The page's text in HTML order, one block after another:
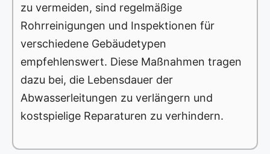
zu vermeiden, sind regelmäßige
Rohrreinigungen und Inspektionen für
verschiedene Gebäudetypen
empfehlenswert. Diese Maßnahmen tragen
dazu bei, die Lebensdauer der
Abwasserleitungen zu verlängern und
kostspielige Reparaturen zu verhindern.